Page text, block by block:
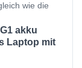
wie die
akku
Laptop mit